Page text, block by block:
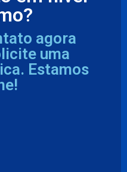
agora
uma
Estamos